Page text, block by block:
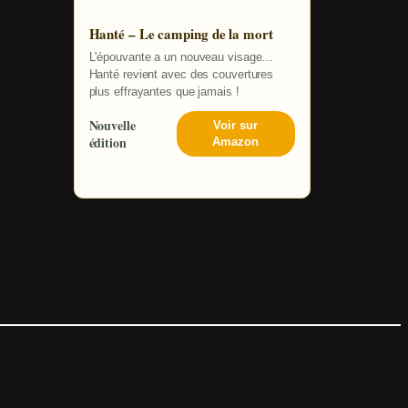
Hanté – Le camping de la mort
L'épouvante a un nouveau visage…
Hanté revient avec des couvertures
plus effrayantes que jamais !
Nouvelle
édition
Voir sur
Amazon